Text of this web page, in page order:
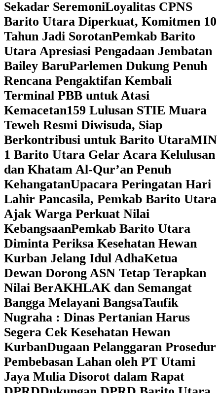
Sekadar SeremoniLoyalitas CPNS
Barito Utara Diperkuat, Komitmen 10
Tahun Jadi SorotanPemkab Barito
Utara Apresiasi Pengadaan Jembatan
Bailey BaruParlemen Dukung Penuh
Rencana Pengaktifan Kembali
Terminal PBB untuk Atasi
Kemacetan159 Lulusan STIE Muara
Teweh Resmi Diwisuda, Siap
Berkontribusi untuk Barito UtaraMIN
1 Barito Utara Gelar Acara Kelulusan
dan Khatam Al-Qur’an Penuh
KehangatanUpacara Peringatan Hari
Lahir Pancasila, Pemkab Barito Utara
Ajak Warga Perkuat Nilai
KebangsaanPemkab Barito Utara
Diminta Periksa Kesehatan Hewan
Kurban Jelang Idul AdhaKetua
Dewan Dorong ASN Tetap Terapkan
Nilai BerAKHLAK dan Semangat
Bangga Melayani BangsaTaufik
Nugraha : Dinas Pertanian Harus
Segera Cek Kesehatan Hewan
KurbanDugaan Pelanggaran Prosedur
Pembebasan Lahan oleh PT Utami
Jaya Mulia Disorot dalam Rapat